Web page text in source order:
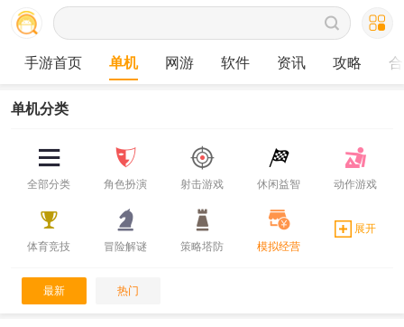
手游首页 单机 网游 软件 资讯 攻略
单机分类
全部分类 角色扮演 射击游戏 休闲益智 动作游戏
体育竞技 冒险解谜 策略塔防 模拟经营
展开
最新 热门